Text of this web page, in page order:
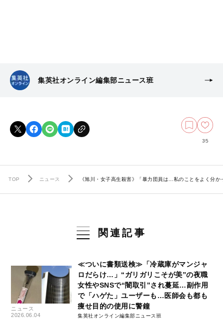
集英社オンライン編集部ニュース班
35
TOP ニュース 《旭川・女子高生殺害》「暴力団員は…私のことをよく分
関連記事
ニュース
2026.06.04
≪ついに書類送検≫「冷蔵庫がマンジャ
ロだらけ…」“ガリガリこそが美”の夜職
女性やSNSで“闇取引”され蔓延…副作用
で「ハゲた」ユーザーも…医師会も都も
痩せ目的の使用に警鐘
集英社オンライン編集部ニュース班